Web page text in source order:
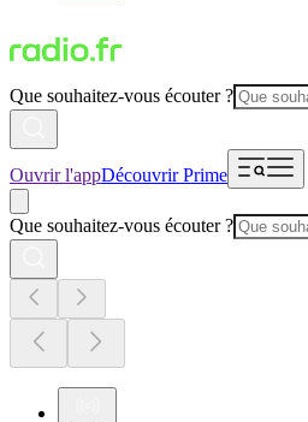
Que souhaitez-vous écouter ?
Ouvrir l'appDécouvrir Prime
Que souhaitez-vous écouter ?